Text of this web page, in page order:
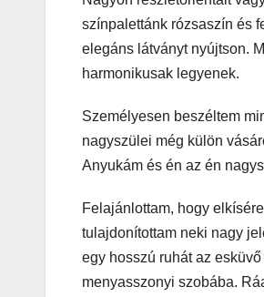
színpalettánk rózsaszín és
elegáns látványt nyújtson.
harmonikusak legyenek.
Személyesen beszéltem
nagyszülei még külön
Anyukám és én az én
Felajánlottam, hogy
tulajdonítottam neki nagy
egy hosszú ruhát az
menyasszonyi szobába.